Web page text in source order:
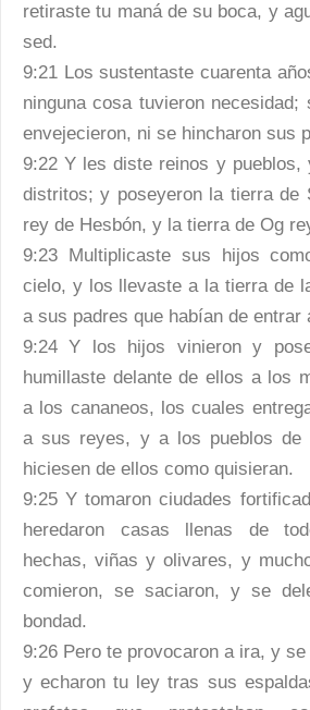
retiraste tu maná de su boca, y
sed.
9:21 Los sustentaste cuarenta
ninguna cosa tuvieron
envejecieron, ni se hincharon sus
9:22 Y les diste reinos y pueblos,
distritos; y poseyeron la tierra de
rey de Hesbón, y la tierra de Og
9:23 Multiplicaste sus hijos
cielo, y los llevaste a la tierra de
a sus padres que habían de entrar
9:24 Y los hijos vinieron y
humillaste delante de ellos a los
a los cananeos, los cuales
a sus reyes, y a los pueblos de
hiciesen de ellos como quisieran.
9:25 Y tomaron ciudades
heredaron casas llenas de
hechas, viñas y olivares, y
comieron, se saciaron, y se
bondad.
9:26 Pero te provocaron a ira, y
y echaron tu ley tras sus